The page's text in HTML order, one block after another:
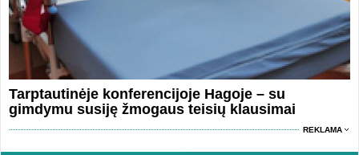
Tarptautinėje konferencijoje Hagoje – su
gimdymu susiję žmogaus teisių klausimai
REKLAMA